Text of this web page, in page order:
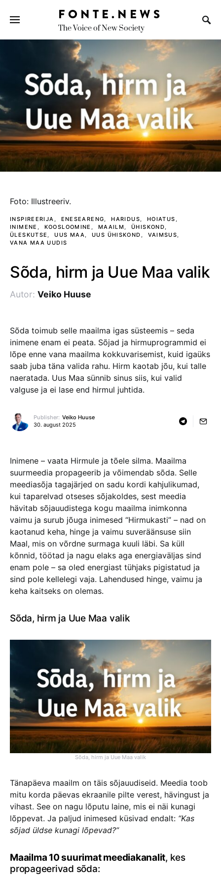
FONTE.NEWS
The Voice of New Society
foto: illustreeriv.
INSPIREERIJA ENESEARENG HARIDUS
HOIATUS
INIMENE
KOOSLOOMINE MAAILM
ÜHISKOND
ÜLESKUTSE
UUS MAA UUS ÜHISKOND
VAIMSUS
VANA MAA UUDIS
Sõda, hirm ja Uue Maa valik
Autor: Veiko Huuse
Sõda toimub selle maailma igas süsteemis – seda
inimene enam ei peata. Sõjad ja hirmuprogrammid ei
lõpe enne vana maailma kokkuvarisemist, kuid igaüks
saab juba täna valida rahu. Hirm kaotab jõu, kui talle
naeratada. Uus Maa sünnib sinus siis, kui valid
valguse ja ei lase end hirmul juhtida.
Publisher: Veiko Huuse
30. august 2025
Inimene – vaata Hirmule ja tõele silma. Maailma
suurmeedia propageerib ja võimendab sõda. Selle
meediasõja tagajärjed on sadu kordi kahjulikumad,
kui taparelvad otseses sõjakoldes, sest meedia
hävitab sõjauudistega kogu maailma inimkonna
vaimu ja surub jõuga inimesed “Hirmukasti” – nad on
kaotanud keha, hinge ja vaimu suveräänsuse siin
Maal, mis on võrdne surmaga kuuli läbi. Sa küll
kõnnid, töötad ja nagu elaks aga energiaväljas sind
enam pole – sa oled energiast tühjaks pigistatud ja
sind pole kellelegi vaja. Lahendused hinge, vaimu ja
keha kaitseks on olemas.
Sõda, hirm ja Uue Maa valik
Sõda, hirm ja Uue Maa valik
Tänapäeva maailm on täis sõjauudiseid. Meedia toob
mitu korda päevas ekraanile pilte verest, hävingust ja
vihast. See on nagu lõputu laine, mis ei näi kunagi
lõppevat. Ja paljud inimesed küsivad endalt: “Kas
sõjad üldse kunagi lõpevad?”
Maailma 10 suurimat meediakanalit, kes
propageerivad sõda: